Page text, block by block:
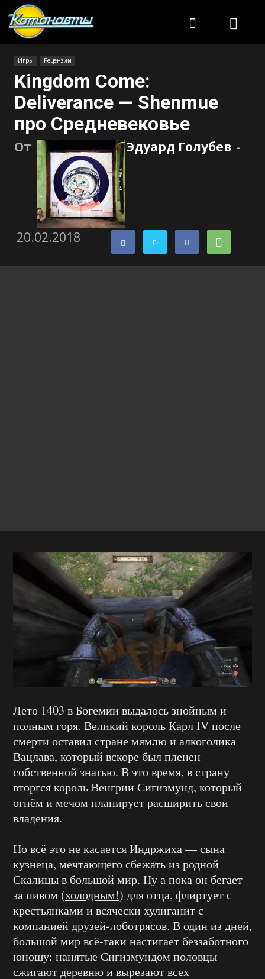
Игры Рецензии
Kingdom Come:
Deliverance — Shenmue
про Средневековье
От Эдуард Голубев -
20.02.2018
Лето 1403 в Богемии выдалось знойным и
полным горя. Великий король Карл IV после
смерти оставил стране мямлю и алкоголика
Вацлава, который вскоре был пленен
собственной знатью. В это время, в страну
вторгся король Венгрии Сигизмунд, который
огнём и мечом планирует расширить свои
владения.
Но всё это не касается Индржиха — сына
кузнеца, мечтающего сбежать из родной
Скалицы в большой мир. Ну а пока он бегает
за пивом (холодным!) для отца, флиртует с
крестьянками и всячески хулиганит с
компанией друзей-лоботрясов. В один из дней,
большой мир всё-таки настигает беззаботного
юношу: нанятые Сигизмундом половцы
сжигают деревню и вырезают всех